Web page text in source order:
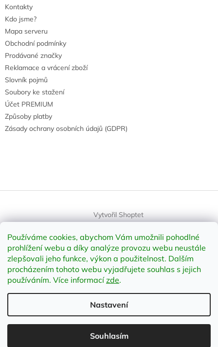
Používáme cookies, abychom Vám umožnili pohodlné
prohlížení webu a díky analýze provozu webu neustále
zlepšovali jeho funkce, výkon a použitelnost. Dalším
procházením tohoto webu vyjadřujete souhlas s jejich
používáním. Více informacízde.
Nastavení
Souhlasím
Kontakty
Kdo jsme?
Mapa serveru
Obchodní podmínky
Prodávané značky
Reklamace a vrácení zboží
Slovník pojmů
Soubory ke stažení
Účet PREMIUM
Způsoby platby
Zásady ochrany osobních údajů (GDPR)
Vytvořil Shoptet
Copyright 2026 element-shop.cz
. Všechna práva vyhrazena.
Upravit nastavení cookies